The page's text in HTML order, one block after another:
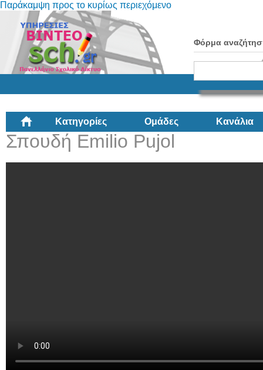
Παράκαμψη προς το κυρίως περιεχόμενο
Φόρμα
Κατηγορίες Ομάδες Κανάλια
Σπουδή Emilio Pujol